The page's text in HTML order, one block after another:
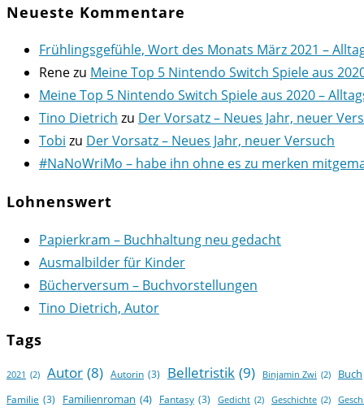
Neueste Kommentare
Frühlingsgefühle, Wort des Monats März 2021 –
Renezu Meine Top 5 Nintendo Switch Spiele aus
Meine Top 5 Nintendo Switch Spiele aus 2020 –
Tino Dietrich zu Der Vorsatz – Neues Jahr, neuer
Tobi zu Der Vorsatz – Neues Jahr, neuer Versuch
#NaNoWriMo – habe ihn ohne es zu merken
Lohnenswert
Papierkram – Buchhaltung neu gedacht
Ausmalbilder für Kinder
Bücherversum – Buchvorstellungen
Tino Dietrich, Autor
Tags
2021 (2) Autor (8) Autorin (3) Belletristik (9) Binjamin Zwi (2) Buch
Familie (3) Familienroman (4) Fantasy (3) Gedicht (2) Geschichte (2)